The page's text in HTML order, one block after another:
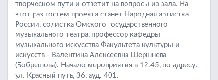
творческом пути и ответит на вопросы из зала. На
этот раз гостем проекта станет Народная артистка
России, солистка Омского государственного
музыкального театра, профессор кафедры
музыкального искусства Факультета культуры и
искусств - Валентина Алексеевна Шершнева
(Бобрешова). Начало мероприятия в 12.45, по адресу:
ул. Красный путь, 36, ауд. 401.